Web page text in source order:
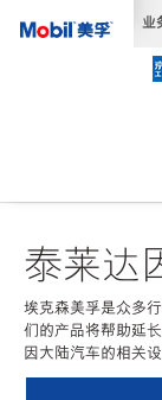
业
泰莱达
埃克森美孚是众多
们的产品将帮助延
因大陆汽车的相关